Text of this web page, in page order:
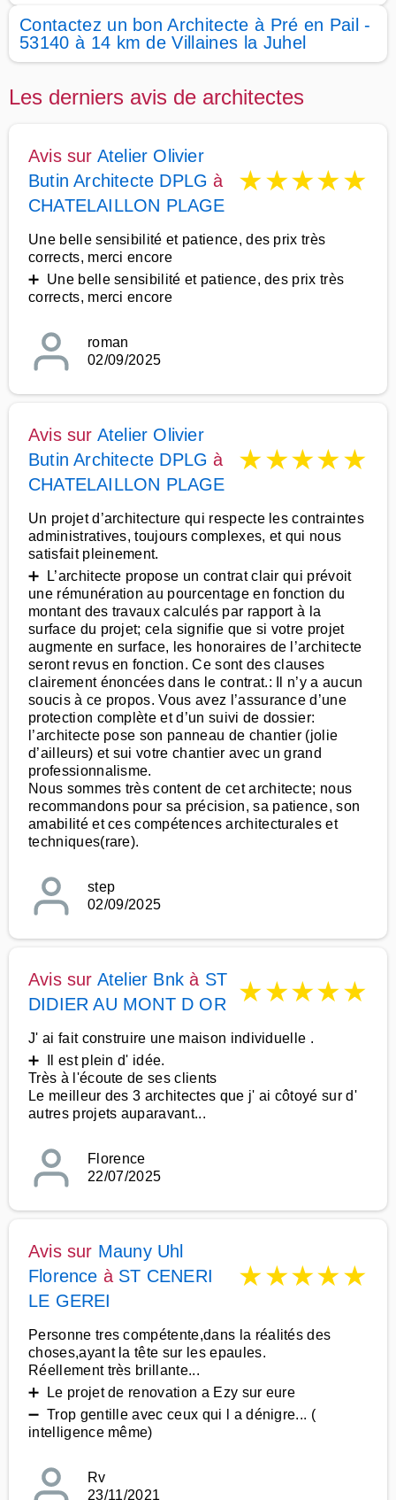
Contactez un bon Architecte à Pré en Pail -
53140 à 14 km de Villaines la Juhel
Les derniers avis de architectes
Avis sur Atelier Olivier
Butin Architecte DPLG à
CHATELAILLON PLAGE
★★★★★
Une belle sensibilité et patience, des prix très
corrects, merci encore
➕ Une belle sensibilité et patience, des prix très
corrects, merci encore
roman
02/09/2025
Avis sur Atelier Olivier
Butin Architecte DPLG à
CHATELAILLON PLAGE
★★★★★
Un projet d’architecture qui respecte les contraintes
administratives, toujours complexes, et qui nous
satisfait pleinement.
➕ L’architecte propose un contrat clair qui prévoit
une rémunération au pourcentage en fonction du
montant des travaux calculés par rapport à la
surface du projet; cela signifie que si votre projet
augmente en surface, les honoraires de l’architecte
seront revus en fonction. Ce sont des clauses
clairement énoncées dans le contrat.: Il n’y a aucun
soucis à ce propos. Vous avez l’assurance d’une
protection complète et d’un suivi de dossier:
l’architecte pose son panneau de chantier (jolie
d’ailleurs) et sui votre chantier avec un grand
professionnalisme.
Nous sommes très content de cet architecte; nous
recommandons pour sa précision, sa patience, son
amabilité et ces compétences architecturales et
techniques(rare).
step
02/09/2025
Avis sur Atelier Bnk à ST
DIDIER AU MONT D OR
★★★★★
J' ai fait construire une maison individuelle .
➕ Il est plein d' idée.
Très à l'écoute de ses clients
Le meilleur des 3 architectes que j' ai côtoyé sur d'
autres projets auparavant...
Florence
22/07/2025
Avis sur Mauny Uhl
Florence à ST CENERI
LE GEREI
★★★★★
Personne tres compétente,dans la réalités des
choses,ayant la tête sur les epaules.
Réellement très brillante...
➕ Le projet de renovation a Ezy sur eure
➖ Trop gentille avec ceux qui l a dénigre... (
intelligence même)
Rv
23/11/2021